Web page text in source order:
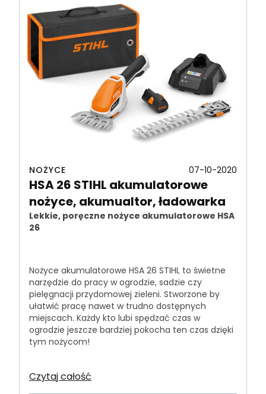
NOŻYCE 07-10-2020
HSA 26 STIHL akumulatorowe
nożyce, akumualtor, ładowarka
Lekkie, poręczne nożyce akumulatorowe HSA
26
Nożyce akumulatorowe HSA 26 STIHL to świetne
narzędzie do pracy w ogrodzie, sadzie czy
pielęgnacji przydomowej zieleni. Stworzone by
ułatwić pracę nawet w trudno dostępnych
miejscach. Każdy kto lubi spędzać czas w
ogrodzie jeszcze bardziej pokocha ten czas dzięki
tym nożycom!
Czytaj całość